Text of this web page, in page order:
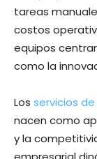
tareas
costos
equipos
como la
Los servicios
nacen como
y la